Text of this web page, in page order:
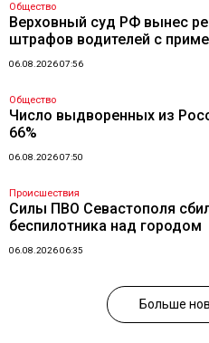
Общество
Верховный суд РФ вынес
штрафов водителей с
06.08.2026 07:56
Общество
Число выдворенных из
66%
06.08.2026 07:50
Происшествия
Силы ПВО Севастополя
беспилотника над городом
06.08.2026 06:35
Больше